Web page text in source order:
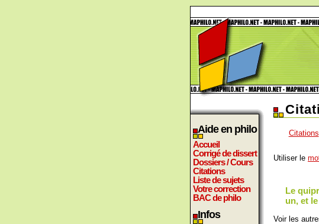
Aide en philo
Accueil
Corrigé de dissert
Dossiers / Cours
Citations
Liste de sujets
Votre correction
BAC de philo
Infos
Citations
Utiliser le
Le
un, et
Voir les